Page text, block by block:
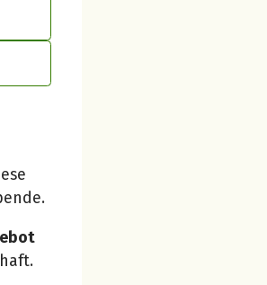
betterplace anpassen